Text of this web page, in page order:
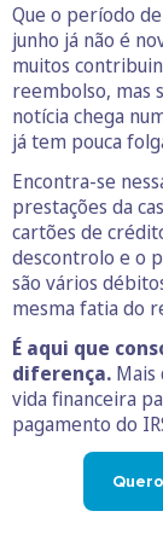
Que o período
junho já não é
muitos
reembolso, mas
notícia chega
já tem pouca
Encontra-se
prestações da
cartões de
descontrolo e o
são vários
mesma fatia do
É aqui que
diferença. Mais
vida financeira
pagamento do